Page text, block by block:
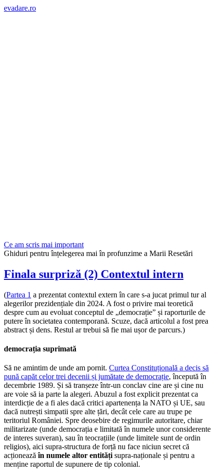
evadare.ro
Ce am scris mai important
Ghiduri pentru înțelegerea mai în profunzime a Marii Resetări
Finala surpriză (2) Contextul intern
(Partea 1 a prezentat contextul extern în care s-a jucat primul tur al
alegerilor prezidențiale din 2024. A fost o privire mai teoretică
despre cum au evoluat conceptul de „democrație” și raporturile de
putere în societatea contemporană. Scuze, dacă articolul a fost prea
abstract și dens. Restul ar trebui să fie mai ușor de parcurs.)
democrația suprimată
Să ne amintim de unde am pornit. Curtea Constituțională a decis să
pună capăt celor trei decenii și jumătate de democrație, începută în
decembrie 1989. Și să tranșeze într-un conclav cine are și cine nu
are voie să ia parte la alegeri. Abuzul a fost explicit prezentat ca
interdicție de a fi ales dacă critici apartenența la NATO și UE, sau
dacă nutrești simpatii spre alte țări, decât cele care au trupe pe
teritoriul României. Spre deosebire de regimurile autoritare, chiar
militarizate (unde democrația e limitată în numele unor considerente
de interes suveran), sau în teocrațiile (unde limitele sunt de ordin
religios), aici supra-structura de forță nu face niciun secret că
acționează în numele altor entități supra-naționale și pentru a
menține raportul de supunere de tip colonial.